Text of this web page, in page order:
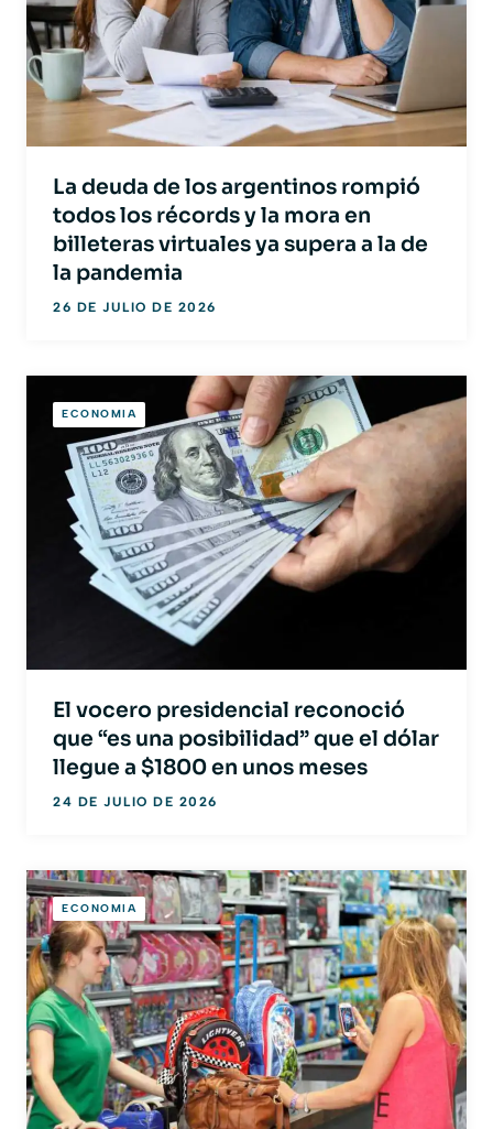
La deuda de los argentinos rompió
todos los récords y la mora en
billeteras virtuales ya supera a la de
la pandemia
26 DE JULIO DE 2026
ECONOMIA
El vocero presidencial reconoció
que “es una posibilidad” que el dólar
llegue a $1800 en unos meses
24 DE JULIO DE 2026
ECONOMIA